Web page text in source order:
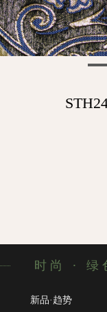
新品·趋势
时尚 · 绿